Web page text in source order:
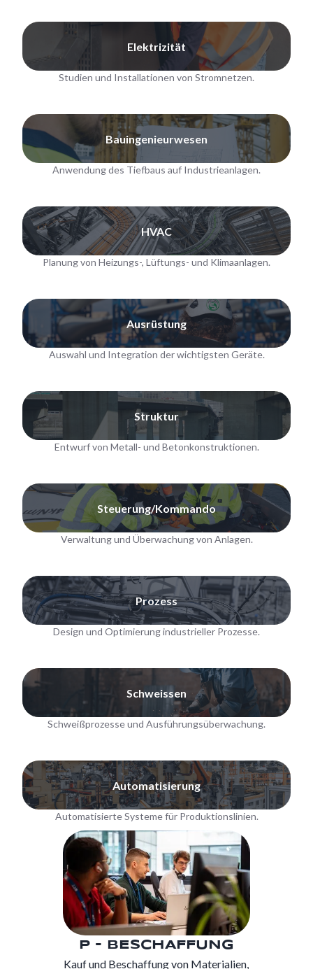
Elektrizität
Studien und Installationen von Stromnetzen.
Bauingenieurwesen
Anwendung des Tiefbaus auf Industrieanlagen.
HVAC
Planung von Heizungs-, Lüftungs- und Klimaanlagen.
Ausrüstung
Auswahl und Integration der wichtigsten Geräte.
Struktur
Entwurf von Metall- und Betonkonstruktionen.
Steuerung/Kommando
Verwaltung und Überwachung von Anlagen.
Prozess
Design und Optimierung industrieller Prozesse.
Schweissen
Schweißprozesse und Ausführungsüberwachung.
Automatisierung
Automatisierte Systeme für Produktionslinien.
P - BESCHAFFUNG
Kauf und Beschaffung von Materialien,